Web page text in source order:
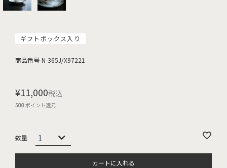
ギフトボックス入り
商品番号 N-365J/X97221
¥11,000税込
500ポイント還元
カートに入れる